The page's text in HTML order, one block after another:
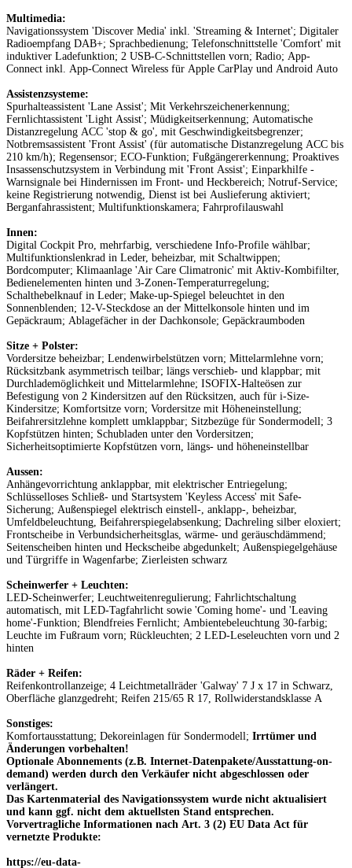
Multimedia:
Navigationssystem 'Discover Media' inkl. 'Streaming & Internet'; Digitaler
Radioempfang DAB+; Sprachbedienung; Telefonschnittstelle 'Comfort' mit
induktiver Ladefunktion; 2 USB-C-Schnittstellen vorn; Radio; App-
Connect inkl. App-Connect Wireless für Apple CarPlay und Android Auto
Assistenzsysteme:
Spurhalteassistent 'Lane Assist'; Mit Verkehrszeichenerkennung;
Fernlichtassistent 'Light Assist'; Müdigkeitserkennung; Automatische
Distanzregelung ACC 'stop & go', mit Geschwindigkeitsbegrenzer;
Notbremsassistent 'Front Assist' (für automatische Distanzregelung ACC bis
210 km/h); Regensensor; ECO-Funktion; Fußgängererkennung; Proaktives
Insassenschutzsystem in Verbindung mit 'Front Assist'; Einparkhilfe -
Warnsignale bei Hindernissen im Front- und Heckbereich; Notruf-Service;
keine Registrierung notwendig, Dienst ist bei Auslieferung aktiviert;
Berganfahrassistent; Multifunktionskamera; Fahrprofilauswahl
Innen:
Digital Cockpit Pro, mehrfarbig, verschiedene Info-Profile wählbar;
Multifunktionslenkrad in Leder, beheizbar, mit Schaltwippen;
Bordcomputer; Klimaanlage 'Air Care Climatronic' mit Aktiv-Kombifilter,
Bedienelementen hinten und 3-Zonen-Temperaturregelung;
Schalthebelknauf in Leder; Make-up-Spiegel beleuchtet in den
Sonnenblenden; 12-V-Steckdose an der Mittelkonsole hinten und im
Gepäckraum; Ablagefächer in der Dachkonsole; Gepäckraumboden
Sitze + Polster:
Vordersitze beheizbar; Lendenwirbelstützen vorn; Mittelarmlehne vorn;
Rücksitzbank asymmetrisch teilbar; längs verschieb- und klappbar; mit
Durchlademöglichkeit und Mittelarmlehne; ISOFIX-Halteösen zur
Befestigung von 2 Kindersitzen auf den Rücksitzen, auch für i-Size-
Kindersitze; Komfortsitze vorn; Vordersitze mit Höheneinstellung;
Beifahrersitzlehne komplett umklappbar; Sitzbezüge für Sondermodell; 3
Kopfstützen hinten; Schubladen unter den Vordersitzen;
Sicherheitsoptimierte Kopfstützen vorn, längs- und höheneinstellbar
Aussen:
Anhängevorrichtung anklappbar, mit elektrischer Entriegelung;
Schlüsselloses Schließ- und Startsystem 'Keyless Access' mit Safe-
Sicherung; Außenspiegel elektrisch einstell-, anklapp-, beheizbar,
Umfeldbeleuchtung, Beifahrerspiegelabsenkung; Dachreling silber eloxiert;
Frontscheibe in Verbundsicherheitsglas, wärme- und geräuschdämmend;
Seitenscheiben hinten und Heckscheibe abgedunkelt; Außenspiegelgehäuse
und Türgriffe in Wagenfarbe; Zierleisten schwarz
Scheinwerfer + Leuchten:
LED-Scheinwerfer; Leuchtweitenregulierung; Fahrlichtschaltung
automatisch, mit LED-Tagfahrlicht sowie 'Coming home'- und 'Leaving
home'-Funktion; Blendfreies Fernlicht; Ambientebeleuchtung 30-farbig;
Leuchte im Fußraum vorn; Rückleuchten; 2 LED-Leseleuchten vorn und 2
hinten
Räder + Reifen:
Reifenkontrollanzeige; 4 Leichtmetallräder 'Galway' 7 J x 17 in Schwarz,
Oberfläche glanzgedreht; Reifen 215/65 R 17, Rollwiderstandsklasse A
Sonstiges:
Komfortausstattung; Dekoreinlagen für Sondermodell; Irrtümer und
Änderungen vorbehalten!
Optionale Abonnements (z.B. Internet-Datenpakete/Ausstattung-on-
demand) werden durch den Verkäufer nicht abgeschlossen oder
verlängert.
Das Kartenmaterial des Navigationssystem wurde nicht aktualisiert
und kann ggf. nicht dem aktuellsten Stand entsprechen.
Vorvertragliche Informationen nach Art. 3 (2) EU Data Act für
vernetzte Produkte:
https://eu-data-